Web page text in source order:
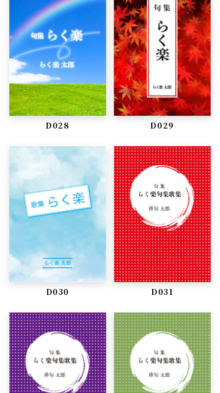
D028 D029
D030 D031